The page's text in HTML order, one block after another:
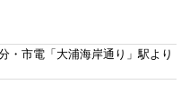
・市電「大浦海岸通り」駅より